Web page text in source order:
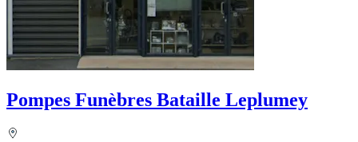
Pompes Funèbres Bataille Leplumey